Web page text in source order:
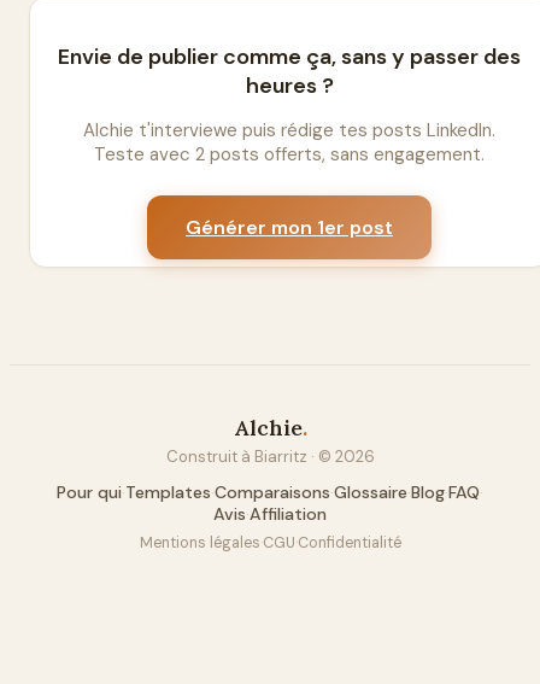
Envie de publier comme ça, sans y passer des
heures ?
Alchie t'interviewe puis rédige tes posts LinkedIn.
Teste avec 2 posts offerts, sans engagement.
Générer mon 1er post
Alchie.
Construit à Biarritz · © 2026
Pour qui·Templates·Comparaisons·Glossaire·Blog·FAQ·
Avis·Affiliation
Mentions légales·CGU·Confidentialité